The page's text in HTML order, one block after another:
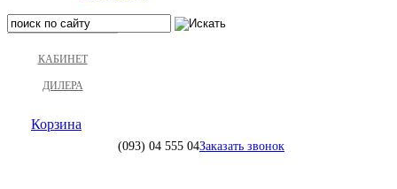
КАБИНЕТ
ДИЛЕРА
Корзина
(093) 04 555 04Заказать звонок